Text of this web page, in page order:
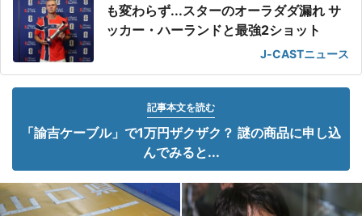
も変わらず...スターのオーラダダ漏れ サ
ッカー・ハーランドと最強2ショット
J-CASTニュース
記事本文を読む
「諭吉ケーブル」で1万円ザクザク？ 謎の商品に申し込
んでみると...